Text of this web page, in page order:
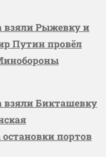
взяли Рыжевку и
Путин провёл
взяли Бикташевку
портов